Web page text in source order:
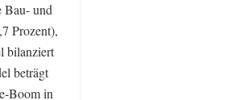
Bau- und
Prozent),
bilanziert
beträgt
Boom in